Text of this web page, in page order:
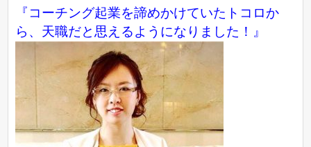
『コーチング起業を諦めかけていたトコロか
ら、天職だと思えるようになりました！』